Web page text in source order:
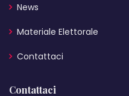
News
Materiale Elettorale
Contattaci
Contattaci